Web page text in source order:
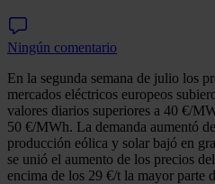
Ningún comentario
En la segunda semana de julio los
mercados eléctricos europeos
valores diarios superiores a 40 €/
50 €/MWh. La demanda aumentó
producción eólica y solar bajó en
se unió el aumento de los precios
encima de los 29 €/t la mayor parte